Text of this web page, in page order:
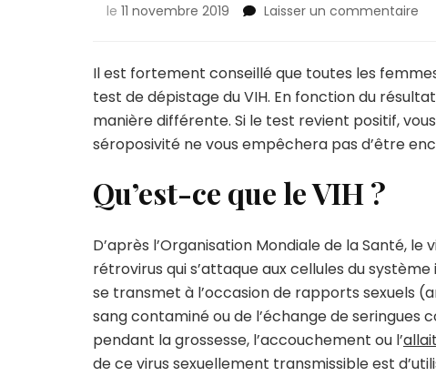
le 11 novembre 2019 Laisser un commentaire
Il est fortement conseillé que toutes les
test de dépistage du VIH. En fonction du
manière différente. Si le test revient positif,
séroposivité ne vous empêchera pas d’être
Qu’est-ce que le VIH ?
D’après l’Organisation Mondiale de la Santé,
rétrovirus qui s’attaque aux cellules du
se transmet à l’occasion de rapports sexuels
sang contaminé ou de l’échange de seringues
pendant la grossesse, l’accouchement ou l’
de ce virus sexuellement transmissible est